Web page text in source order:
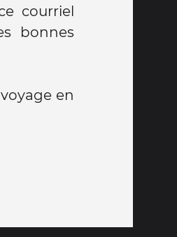
courriel
bonnes
en